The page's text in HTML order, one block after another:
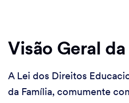
Visão Geral da
A Lei dos Direitos
da Família, comumente